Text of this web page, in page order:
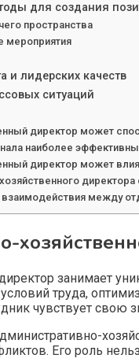
для создания
пространства
мероприятия
и лидерских качеств
ситуаций
директор может
наиболее
директор может
между
занимает
труда,
чувствует свою
Его роль